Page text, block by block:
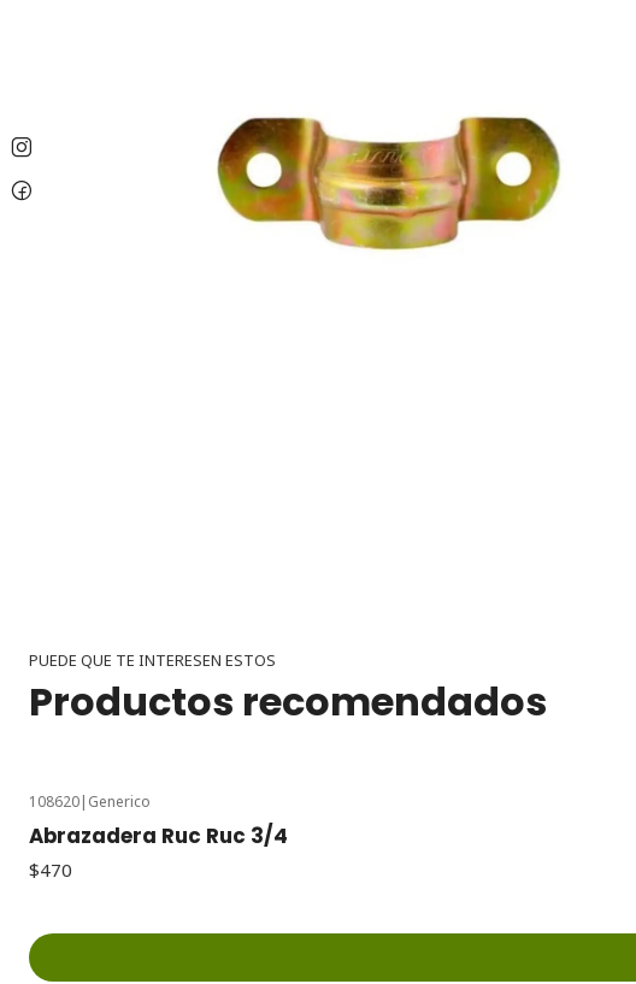
PUEDE QUE TE INTERESEN ESTOS
Productos recomendados
108620| Generico
Abrazadera Ruc Ruc 3/4
$470